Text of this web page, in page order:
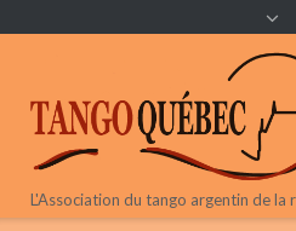
L'Association du tango argentin de la